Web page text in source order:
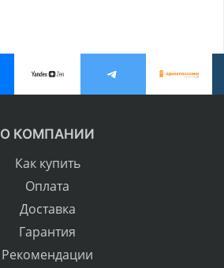
О КОМПАНИИ
Как купить
Оплата
Доставка
Гарантия
Рекомендации